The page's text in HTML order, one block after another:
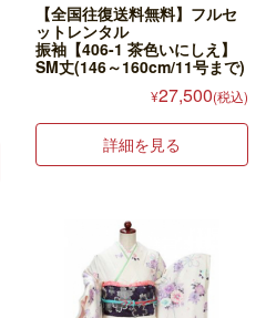
【全国往復送料無料】フルセ
ットレンタル
振袖【406-1 茶色いにしえ】
SM丈(146～160cm/11号まで)
¥27,500(税込)
詳細を見る